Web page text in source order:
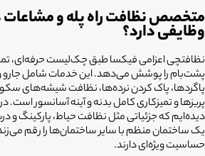
متخصص نظافت راه پله و
وظایفی دارد؟
نظافتچی اعزامی فیکسا طبق چک‌لیست حرفه‌ای،
پشت‌بام را پوشش می‌دهد. این خدمات شامل جارو
پاگردها، پاک کردن نرده‌ها، نظافت شیشه‌های
پریزها و تمیزکاری کامل بدنه و آینه آسانسور است.
دیده‌ایم که جزئیاتی مثل نظافت حیاط، پارکینگ و
یک ساختمان منظم با سایر ساختمان‌ها را رقم
حساسیت ویژه‌ای دارند.